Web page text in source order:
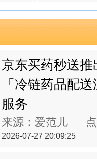
京东买药秒送
「冷链药品配
服务
来源：爱范儿 点
2026-07-27 20:09:25